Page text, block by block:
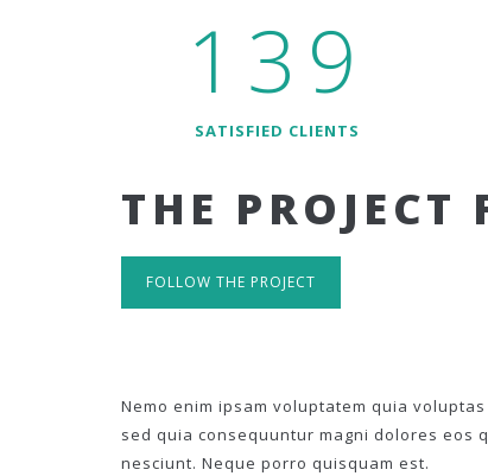
139
SATISFIED CLIENTS
THE PROJECT
FOLLOW THE PROJECT
Nemo enim ipsam voluptatem quia
sed quia consequuntur magni dolores eos
nesciunt. Neque porro quisquam est.